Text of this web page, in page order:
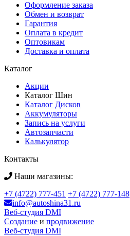
Оформление заказа
Обмен и возврат
Гарантия
Оплата в кредит
Оптовикам
Доставка и оплата
Каталог
Акции
Каталог Шин
Каталог Дисков
Аккумуляторы
Запись на услуги
Автозапчасти
Калькулятор
Контакты
Наши магазины:
+7 (4722) 777-451 +7 (4722) 777-148
info@autoshina31.ru
Веб-студия DMI
Создание и продвижение
Веб-студия DMI